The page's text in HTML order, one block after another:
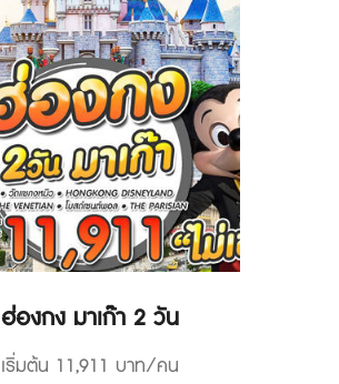
ฮ่องกง มาเก๊า 2 วัน
เริ่มต้น 11,911 บาท/คน